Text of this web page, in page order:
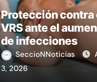
Protección contra
VRS ante el
de infecciones
SeccioNNoticias
3, 2026